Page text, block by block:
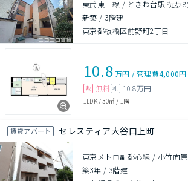
東武東上線 / ときわ台駅 徒歩8
新築 / 3階建
東京都板橋区前野町2丁目
10.8万円 /管理費4,000円
敷 無料 礼 10.8万円
1LDK/30㎡ / 1階
賃貸アパート セレスティア大谷口上町
東京メトロ副都心線 / 小竹向
築3年 / 3階建